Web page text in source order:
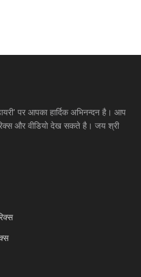
पर आपका हार्दिक अभिनन्दन है। आप
और वीडियो देख सकते है। जय श्री